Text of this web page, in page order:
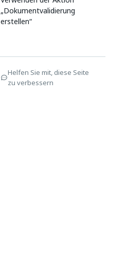
„Dokumentvalidierung
erstellen“
Helfen Sie mit, diese Seite
zu verbessern